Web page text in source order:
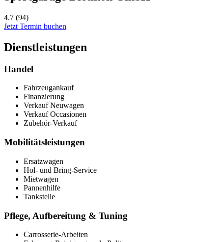
4.7 (94)
Jetzt Termin buchen
Dienstleistungen
Handel
Fahrzeugankauf
Finanzierung
Verkauf Neuwagen
Verkauf Occasionen
Zubehör-Verkauf
Mobilitätsleistungen
Ersatzwagen
Hol- und Bring-Service
Mietwagen
Pannenhilfe
Tankstelle
Pflege, Aufbereitung & Tuning
Carrosserie-Arbeiten